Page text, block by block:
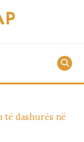
të dashurës në